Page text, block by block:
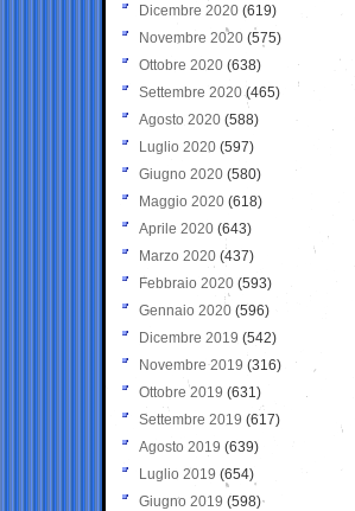
Dicembre 2020 (619)
Novembre 2020 (575)
Ottobre 2020 (638)
Settembre 2020(465)
Agosto 2020 (588)
Luglio 2020 (597)
Giugno 2020 (580)
Maggio 2020 (618)
Aprile 2020 (643)
Marzo 2020 (437)
Febbraio 2020 (593)
Gennaio 2020 (596)
Dicembre 2019 (542)
Novembre 2019 (316)
Ottobre 2019 (631)
Settembre 2019 (617)
Agosto 2019 (639)
Luglio 2019 (654)
Giugno 2019 (598)